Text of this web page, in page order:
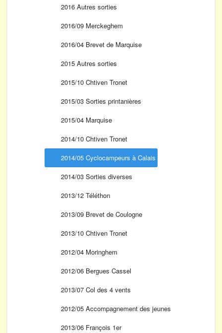
2016 Autres sorties
2016/09 Merckeghem
2016/04 Brevet de Marquise
2015 Autres sorties
2015/10 Chtiven Tronet
2015/03 Sorties printanières
2015/04 Marquise
2014/10 Chtiven Tronet
2014/05 Cyclocampeurs à Calais
2014/03 Sorties diverses
2013/12 Téléthon
2013/09 Brevet de Coulogne
2013/10 Chtiven Tronet
2012/04 Moringhem
2012/06 Bergues Cassel
2013/07 Col des 4 vents
2012/05 Accompagnement des jeunes
2013/06 François 1er